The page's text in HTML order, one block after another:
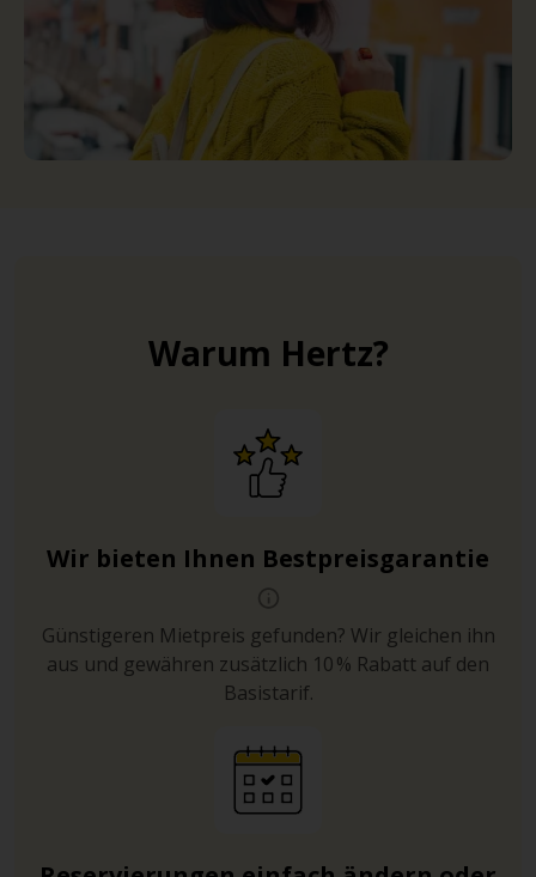
Warum Hertz?
Wir bieten Ihnen Bestpreisgarantie
Günstigeren Mietpreis gefunden? Wir gleichen ihn
aus und gewähren zusätzlich 10 % Rabatt auf den
Basistarif.